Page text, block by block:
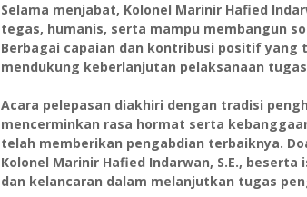
Selama menjabat, Kolonel Marinir Hafied
tegas, humanis, serta mampu membangun
Berbagai capaian dan kontribusi positif
mendukung keberlanjutan pelaksanaan
Acara pelepasan diakhiri dengan tradisi
mencerminkan rasa hormat serta
telah memberikan pengabdian terbaiknya.
Kolonel Marinir Hafied Indarwan, S.E.,
dan kelancaran dalam melanjutkan tugas